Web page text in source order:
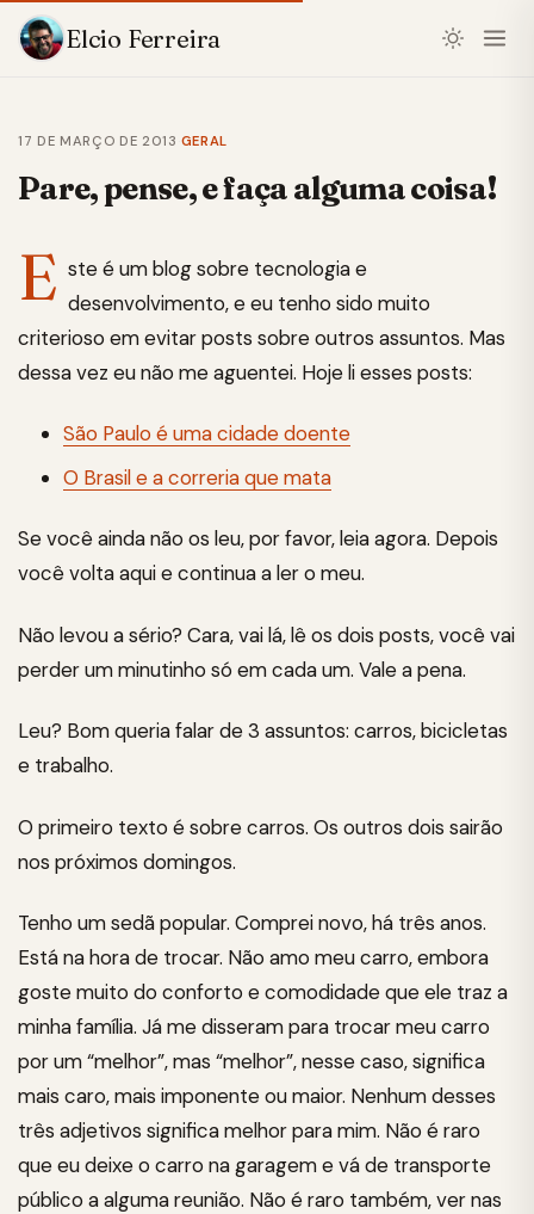
Elcio Ferreira
17 DE MARÇO DE 2013 GERAL
Pare, pense, e faça alguma coisa!
E ste é um blog sobre tecnologia e
desenvolvimento, e eu tenho sido muito
criterioso em evitar posts sobre outros assuntos. Mas
dessa vez eu não me aguentei. Hoje li esses posts:
São Paulo é uma cidade doente
O Brasil e a correria que mata
Se você ainda não os leu, por favor, leia agora. Depois
você volta aqui e continua a ler o meu.
Não levou a sério? Cara, vai lá, lê os dois posts, você vai
perder um minutinho só em cada um. Vale a pena.
Leu? Bom queria falar de 3 assuntos: carros, bicicletas
e trabalho.
O primeiro texto é sobre carros. Os outros dois sairão
nos próximos domingos.
Tenho um sedã popular. Comprei novo, há três anos.
Está na hora de trocar. Não amo meu carro, embora
goste muito do conforto e comodidade que ele traz a
minha família. Já me disseram para trocar meu carro
por um “melhor”, mas “melhor”, nesse caso, significa
mais caro, mais imponente ou maior. Nenhum desses
três adjetivos significa melhor para mim. Não é raro
que eu deixe o carro na garagem e vá de transporte
público a alguma reunião. Não é raro também, ver nas